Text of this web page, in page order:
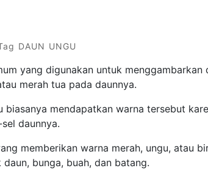
DAUN UNGU
yang digunakan untuk menggambarkan
merah tua pada daunnya.
biasanya mendapatkan warna tersebut
daunnya.
memberikan warna merah, ungu, atau
bunga, buah, dan batang.